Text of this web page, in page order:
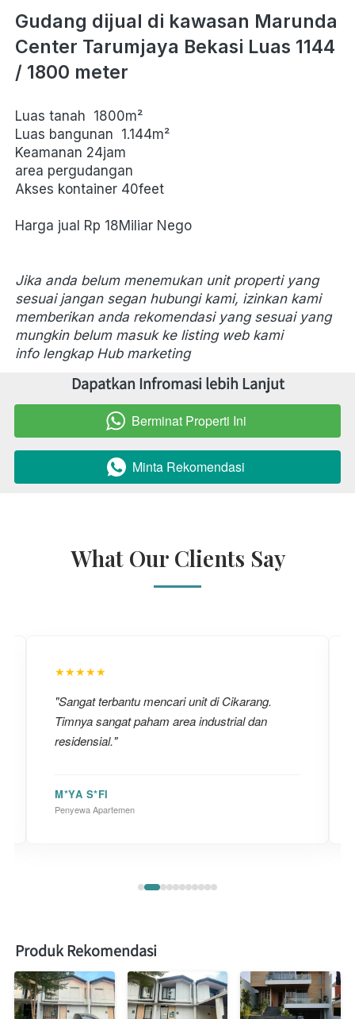
Gudang dijual di kawasan Marunda
Center Tarumjaya Bekasi Luas 1144
/ 1800 meter
Luas tanah  1800m²
Luas bangunan  1.144m²
Keamanan 24jam
area pergudangan
Akses kontainer 40feet
Harga jual Rp 18Miliar Nego
Jika anda belum menemukan unit properti yang
sesuai jangan segan hubungi kami, izinkan kami
memberikan anda rekomendasi yang sesuai yang
mungkin belum masuk ke listing web kami
info lengkap Hub marketing
Dapatkan Infromasi lebih Lanjut
` Berminat Properti Ini
` Minta Rekomendasi
What Our Clients Say
★★★★★
"Sangat terbantu mencari unit di Cikarang.
Timnya sangat paham area industrial dan
residensial."
M*YA S*FI
Penyewa Apartemen
Produk Rekomendasi